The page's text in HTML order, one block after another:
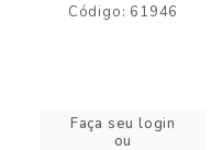
Código: 61946
Faça seu login
ou